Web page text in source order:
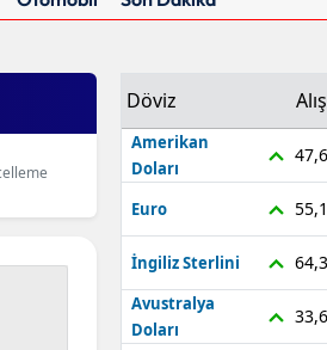
Döviz Alış
Amerikan
Doları
Euro
İngiliz Sterlini
Avustralya
Doları